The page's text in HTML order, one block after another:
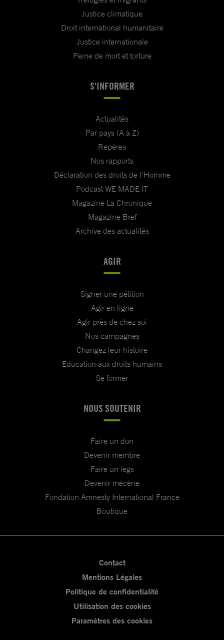
Justice climatique
Droit international humanitaire
Justice internationale
Peine de mort et torture
S'INFORMER
Actualités
Par pays (A à Z)
Repères
Nos rapports
Déclaration des droits de l'Homme
Podcast WE MADE IT
Magazine La Chronique
Magazine Bref
Archive des actualités
AGIR
Signer une pétition
Agir en ligne
Agir près de chez soi
Nos campagnes
Changez leur histoire
Education aux droits humains
Se former
NOUS SOUTENIR
Faire un don
Devenir membre
Faire un legs
Devenir mécène
Fondation Amnesty International France
Boutique
Contact
Mentions Légales
Politique de confidentialité
Utilisation des cookies
Paramètres des cookies